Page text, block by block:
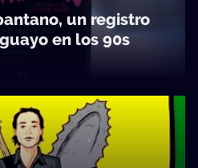
un registro
en los 90s